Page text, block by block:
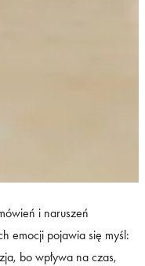
i naruszeń
emocji pojawia się myśl:
bo wpływa na czas,